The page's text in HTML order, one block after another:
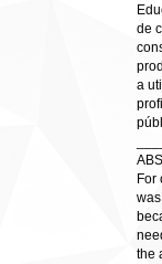
de
a
For
the